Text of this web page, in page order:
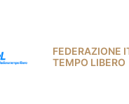
FEDERAZIONE
TEMPO LIBERO